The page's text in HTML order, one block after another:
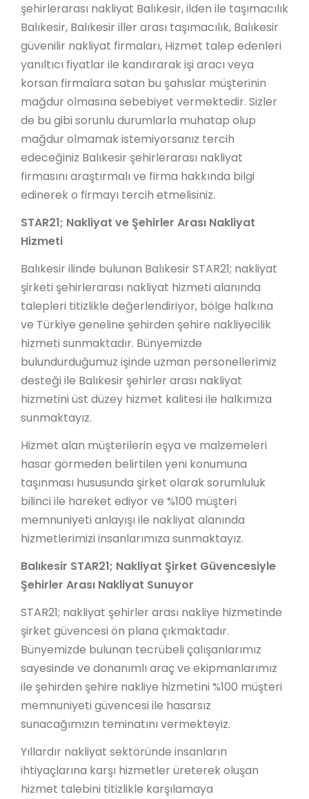
şehirlerarası nakliyat Balıkesir, ilden ile taşımacılık
Balıkesir, Balıkesir iller arası taşımacılık, Balıkesir
güvenilir nakliyat firmaları, Hizmet talep edenleri
yanıltıcı fiyatlar ile kandırarak işi aracı veya
korsan firmalara satan bu şahıslar müşterinin
mağdur olmasına sebebiyet vermektedir. Sizler
de bu gibi sorunlu durumlarla muhatap olup
mağdur olmamak istemiyorsanız tercih
edeceğiniz Balıkesir şehirlerarası nakliyat
firmasını araştırmalı ve firma hakkında bilgi
edinerek o firmayı tercih etmelisiniz.
STAR21; Nakliyat ve Şehirler Arası Nakliyat
Hizmeti
Balıkesir ilinde bulunan Balıkesir STAR21; nakliyat
şirketi şehirlerarası nakliyat hizmeti alanında
talepleri titizlikle değerlendiriyor, bölge halkına
ve Türkiye geneline şehirden şehire nakliyecilik
hizmeti sunmaktadır. Bünyemizde
bulundurduğumuz işinde uzman personellerimiz
desteği ile Balıkesir şehirler arası nakliyat
hizmetini üst düzey hizmet kalitesi ile halkımıza
sunmaktayız.
Hizmet alan müşterilerin eşya ve malzemeleri
hasar görmeden belirtilen yeni konumuna
taşınması hususunda şirket olarak sorumluluk
bilinci ile hareket ediyor ve %100 müşteri
memnuniyeti anlayışı ile nakliyat alanında
hizmetlerimizi insanlarımıza sunmaktayız.
Balıkesir STAR21; Nakliyat Şirket Güvencesiyle
Şehirler Arası Nakliyat Sunuyor
STAR21; nakliyat şehirler arası nakliye hizmetinde
şirket güvencesi ön plana çıkmaktadır.
Bünyemizde bulunan tecrübeli çalışanlarımız
sayesinde ve donanımlı araç ve ekipmanlarımız
ile şehirden şehire nakliye hizmetini %100 müşteri
memnuniyeti güvencesi ile hasarsız
sunacağımızın teminatını vermekteyiz.
Yıllardır nakliyat sektöründe insanların
ihtiyaçlarına karşı hizmetler üreterek oluşan
hizmet talebini titizlikle karşılamaya